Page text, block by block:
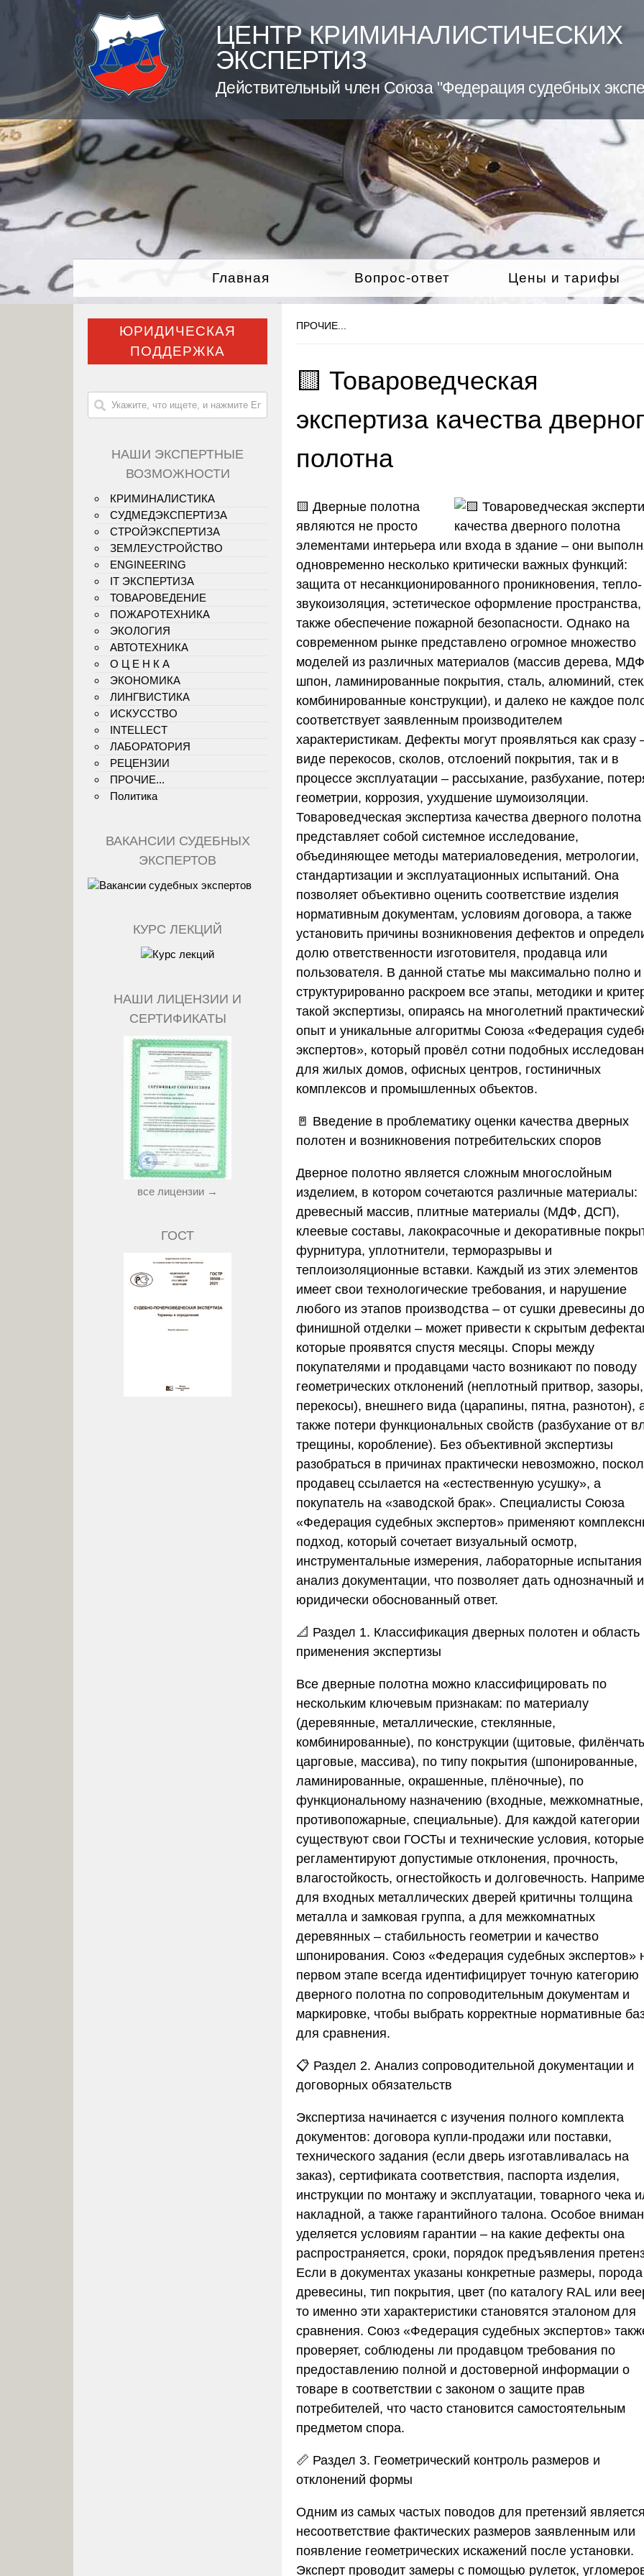
ЦЕНТР КРИМИНАЛИСТИЧЕСКИХ
ЭКСПЕРТИЗ
Действительный член Союза "Федерация судебных
Главная Вопрос-ответ Цены и тарифы
ПРОЧИЕ...
🟨 Товароведческая
экспертиза качества
полотна
🟨 Дверные полотна
являются не просто
элементами интерьера или входа в здание – они
одновременно несколько критически важных функций:
защита от несанкционированного проникновения, тепло-
звукоизоляция, эстетическое оформление пространства,
также обеспечение пожарной безопасности. Однако на
современном рынке представлено огромное множество
моделей из различных материалов (массив дерева,
шпон, ламинированные покрытия, сталь, алюминий,
комбинированные конструкции), и далеко не каждое
соответствует заявленным производителем
характеристикам. Дефекты могут проявляться как сразу
виде перекосов, сколов, отслоений покрытия, так и в
процессе эксплуатации – рассыхание, разбухание,
геометрии, коррозия, ухудшение шумоизоляции.
Товароведческая экспертиза качества дверного полотна
представляет собой системное исследование,
объединяющее методы материаловедения, метрологии,
стандартизации и эксплуатационных испытаний. Она
позволяет объективно оценить соответствие изделия
нормативным документам, условиям договора, а также
установить причины возникновения дефектов и
долю ответственности изготовителя, продавца или
пользователя. В данной статье мы максимально полно и
структурированно раскроем все этапы, методики и
такой экспертизы, опираясь на многолетний
опыт и уникальные алгоритмы Союза «Федерация
экспертов», который провёл сотни подобных
для жилых домов, офисных центров, гостиничных
комплексов и промышленных объектов.
🚪 Введение в проблематику оценки качества дверных
полотен и возникновения потребительских споров
Дверное полотно является сложным многослойным
изделием, в котором сочетаются различные материалы:
древесный массив, плитные материалы (МДФ, ДСП),
клеевые составы, лакокрасочные и декоративные
фурнитура, уплотнители, терморазрывы и
теплоизоляционные вставки. Каждый из этих элементов
имеет свои технологические требования, и нарушение
любого из этапов производства – от сушки древесины до
финишной отделки – может привести к скрытым
которые проявятся спустя месяцы. Споры между
покупателями и продавцами часто возникают по поводу
геометрических отклонений (неплотный притвор, зазоры,
перекосы), внешнего вида (царапины, пятна, разнотон),
также потери функциональных свойств (разбухание от
трещины, коробление). Без объективной экспертизы
разобраться в причинах практически невозможно,
продавец ссылается на «естественную усушку», а
покупатель на «заводской брак». Специалисты Союза
«Федерация судебных экспертов» применяют
подход, который сочетает визуальный осмотр,
инструментальные измерения, лабораторные испытания
анализ документации, что позволяет дать однозначный и
юридически обоснованный ответ.
📐 Раздел 1. Классификация дверных полотен и область
применения экспертизы
Все дверные полотна можно классифицировать по
нескольким ключевым признакам: по материалу
(деревянные, металлические, стеклянные,
комбинированные), по конструкции (щитовые,
царговые, массива), по типу покрытия (шпонированные,
ламинированные, окрашенные, плёночные), по
функциональному назначению (входные, межкомнатные,
противопожарные, специальные). Для каждой категории
существуют свои ГОСТы и технические условия, которые
регламентируют допустимые отклонения, прочность,
влагостойкость, огнестойкость и долговечность.
для входных металлических дверей критичны толщина
металла и замковая группа, а для межкомнатных
деревянных – стабильность геометрии и качество
шпонирования. Союз «Федерация судебных экспертов»
первом этапе всегда идентифицирует точную категорию
дверного полотна по сопроводительным документам и
маркировке, чтобы выбрать корректные нормативные
для сравнения.
📋 Раздел 2. Анализ сопроводительной документации и
договорных обязательств
Экспертиза начинается с изучения полного комплекта
документов: договора купли-продажи или поставки,
технического задания (если дверь изготавливалась на
заказ), сертификата соответствия, паспорта изделия,
инструкции по монтажу и эксплуатации, товарного чека
накладной, а также гарантийного талона. Особое
уделяется условиям гарантии – на какие дефекты она
распространяется, сроки, порядок предъявления
Если в документах указаны конкретные размеры, порода
древесины, тип покрытия, цвет (по каталогу RAL или
то именно эти характеристики становятся эталоном для
сравнения. Союз «Федерация судебных экспертов»
проверяет, соблюдены ли продавцом требования по
предоставлению полной и достоверной информации о
товаре в соответствии с законом о защите прав
потребителей, что часто становится самостоятельным
предметом спора.
📏 Раздел 3. Геометрический контроль размеров и
отклонений формы
Одним из самых частых поводов для претензий является
несоответствие фактических размеров заявленным или
появление геометрических искажений после установки.
Эксперт проводит замеры с помощью рулеток,
ЮРИДИЧЕСКАЯ
ПОДДЕРЖКА
НАШИ ЭКСПЕРТНЫЕ
ВОЗМОЖНОСТИ
КРИМИНАЛИСТИКА
СУДМЕДЭКСПЕРТИЗА
СТРОЙЭКСПЕРТИЗА
ЗЕМЛЕУСТРОЙСТВО
ENGINEERING
IT ЭКСПЕРТИЗА
ТОВАРОВЕДЕНИЕ
ПОЖАРОТЕХНИКА
ЭКОЛОГИЯ
АВТОТЕХНИКА
О Ц Е Н К А
ЭКОНОМИКА
ЛИНГВИСТИКА
ИСКУССТВО
INTELLECT
ЛАБОРАТОРИЯ
РЕЦЕНЗИИ
ПРОЧИЕ...
Политика
ВАКАНСИИ СУДЕБНЫХ
ЭКСПЕРТОВ
КУРС ЛЕКЦИЙ
НАШИ ЛИЦЕНЗИИ И
СЕРТИФИКАТЫ
все лицензии →
ГОСТ